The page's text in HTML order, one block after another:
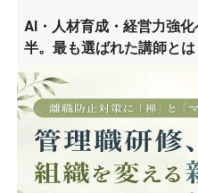
AI・人材育成・経営力強
半。最も選ばれた講師とは